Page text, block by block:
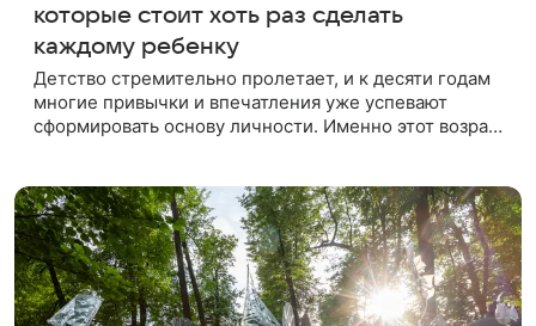
которые стоит хоть раз сделать
каждому ребенку
Детство стремительно пролетает, и к десяти годам
многие привычки и впечатления уже успевают
сформировать основу личности. Именно этот возраст